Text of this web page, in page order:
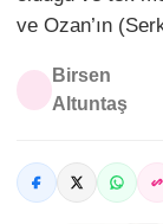
ve Ozan’ın
Birsen
Altuntaş